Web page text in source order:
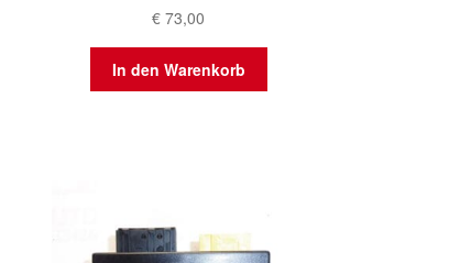
€ 73,00
In den Warenkorb